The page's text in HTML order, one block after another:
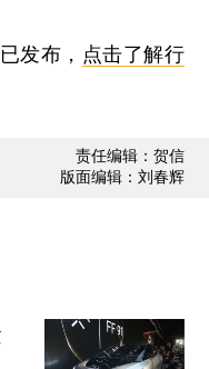
发布， 点击了解行
责任编辑：贺信
版面编辑：刘春辉